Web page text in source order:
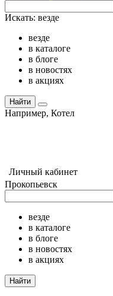
Искать: везде
везде
в каталоге
в блоге
в новостях
в акциях
Найти
Например, Котел
Личный кабинет
Прокопьевск
везде
в каталоге
в блоге
в новостях
в акциях
Найти